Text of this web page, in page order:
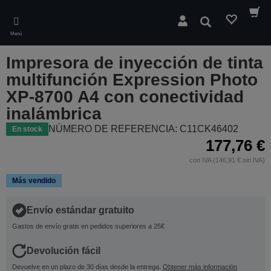
main
content
Menú
Buscar
Impresora de inyección de tinta
multifunción Expression Photo
XP-8700 A4 con conectividad
inalámbrica
En stock NÚMERO DE REFERENCIA: C11CK46402
177,76 €
con IVA (146,91 € sin IVA)
Más vendido
Envío estándar gratuito
Gastos de envío gratis en pedidos superiores a 25€
Devolución fácil
Devuelve en un plazo de 30 días desde la entrega. Obtener más información